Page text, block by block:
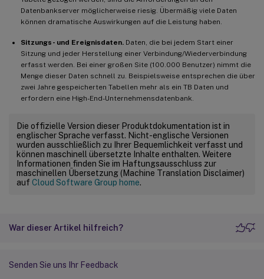
Datenbankserver möglicherweise riesig. Übermäßig viele Daten
können dramatische Auswirkungen auf die Leistung haben.
Sitzungs- und Ereignisdaten. Daten, die bei jedem Start einer
Sitzung und jeder Herstellung einer Verbindung/Wiederverbindung
erfasst werden. Bei einer großen Site (100.000 Benutzer) nimmt die
Menge dieser Daten schnell zu. Beispielsweise entsprechen die über
zwei Jahre gespeicherten Tabellen mehr als ein TB Daten und
erfordern eine High-End-Unternehmensdatenbank.
Die offizielle Version dieser Produktdokumentation ist in
englischer Sprache verfasst. Nicht-englische Versionen
wurden ausschließlich zu Ihrer Bequemlichkeit verfasst und
können maschinell übersetzte Inhalte enthalten. Weitere
Informationen finden Sie im Haftungsausschluss zur
maschinellen Übersetzung (Machine Translation Disclaimer)
auf Cloud Software Group home.
War dieser Artikel hilfreich?
Senden Sie uns Ihr Feedback